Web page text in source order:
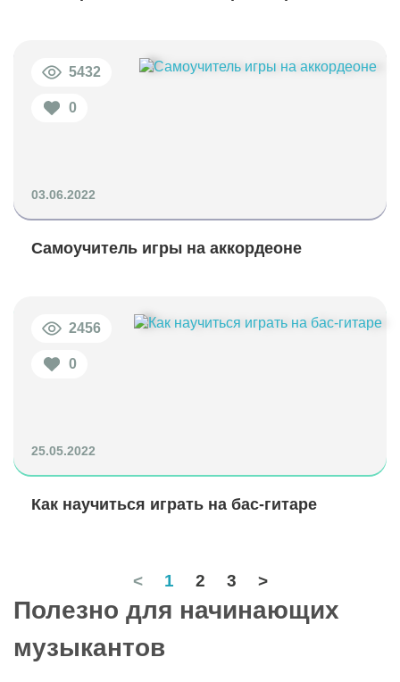
5432
0
03.06.2022
Самоучитель игры на аккордеоне
2456
0
25.05.2022
Как научиться играть на бас-гитаре
< 1 2 3 >
Полезно для начинающих
музыкантов